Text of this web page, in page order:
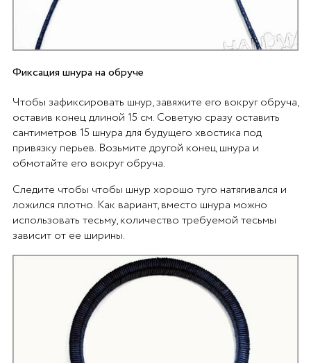
Фиксация шнура на обруче
Чтобы зафиксировать шнур, завяжите его вокруг обруча,
оставив конец длиной 15 см. Советую сразу оставить
сантиметров 15 шнура для будущего хвостика под
привязку перьев. Возьмите другой конец шнура и
обмотайте его вокруг обруча.
Следите чтобы чтобы шнур хорошо туго натягивался и
ложился плотно. Как вариант, вместо шнура можно
использовать тесьму, количество требуемой тесьмы
зависит от ее ширины.